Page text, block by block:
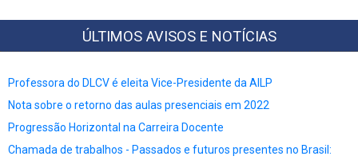
ÚLTIMOS AVISOS E NOTÍCIAS
Professora do DLCV é eleita Vice-Presidente da AILP
Nota sobre o retorno das aulas presenciais em 2022
Progressão Horizontal na Carreira Docente
Chamada de trabalhos - Passados e futuros presentes no Brasil: